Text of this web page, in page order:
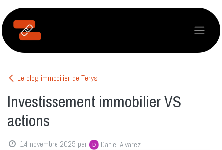
Se rendre au contenu
Le blog immobilier de Terys
Investissement immobilier VS
actions
14 novembre 2025 par Daniel Alvarez